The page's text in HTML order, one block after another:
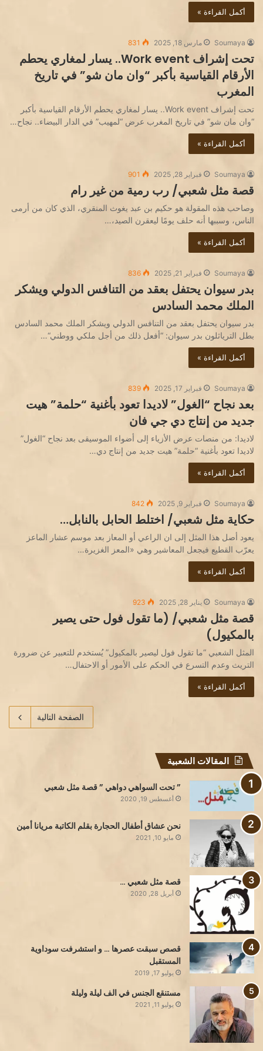
أكمل القراءة »
Soumaya مارس 18, 2025 831
تحت إشراف Work event.. يسار لمغاري يحطم
الأرقام القياسية بأكبر “وان مان شو” في تاريخ
المغرب
تحت إشراف Work event.. يسار لمغاري يحطم الأرقام القياسية بأكبر
“وان مان شو” في تاريخ المغرب عرض “لمهيب” في الدار البيضاء.. نجاح…
أكمل القراءة »
Soumaya فبراير 28, 2025 901
قصة مثل شعبي/ رب رمية من غير رام
وصاحب هذه المقولة هو حكيم بن عبد يغوث المنقري، الذي كان من أرمى
الناس، وسببها أنه حلف يومًا ليعقرن الصيد،…
أكمل القراءة »
Soumaya فبراير 21, 2025 836
بدر سيوان يحتفل بعقد من التنافس الدولي ويشكر
الملك محمد السادس
بدر سيوان يحتفل بعقد من التنافس الدولي ويشكر الملك محمد السادس
بطل الترياثلون بدر سيوان: “أفعل ذلك من أجل ملكي ووطني“…
أكمل القراءة »
Soumaya فبراير 17, 2025 839
بعد نجاح “الغول” لاديدا تعود بأغنية “حلمة” هيت
جديد من إنتاج دي جي فان
لاديدا: من منصات عرض الأزياء إلى أضواء الموسيقى بعد نجاح “الغول”
لاديدا تعود بأغنية “حلمة” هيت جديد من إنتاج دي…
أكمل القراءة »
Soumaya فبراير 9, 2025 842
حكاية مثل شعبي/ اختلط الحابل بالنابل…
يعود أصل هذا المثل إلى ان الراعي أو المعاز بعد موسم عشار الماعز
يعرّب القطيع فيجعل المعاشير وهي «المعز الغزيرة…
أكمل القراءة »
Soumaya يناير 28, 2025 923
قصة مثل شعبي/ (ما تقول فول حتى يصير
بالمكيول)
المثل الشعبي “ما تقول فول ليصير بالمكيول” يُستخدم للتعبير عن ضرورة
التريث وعدم التسرع في الحكم على الأمور أو الاحتفال…
أكمل القراءة »
الصفحة التالية
المقالات الشعبية
” تحت السواهي دواهي ” قصة مثل شعبي
أغسطس 19, 2020
نحن عشاق أطفال الحجارة بقلم الكاتبة مريانا أمين
مايو 10, 2021
قصة مثل شعبي …
أبريل 28, 2020
قصص سبقت عصرها … و استشرفت سوداوية
المستقبل
يوليو 17, 2019
مستنقع الجنس في الف ليلة وليلة
يوليو 11, 2021